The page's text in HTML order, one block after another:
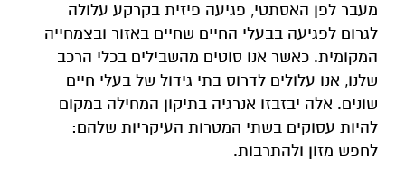
מעבר לפן האסתטי, פגיעה פיזית בקרקע עלולה
לגרום לפגיעה בבעלי החיים שחיים באזור ובצמחייה
המקומית. כאשר אנו סוטים מהשבילים בכלי הרכב
שלנו, אנו עלולים לדרוס בתי גידול של בעלי חיים
שונים. אלה יבזבזו אנרגיה בתיקון המחילה במקום
להיות עסוקים בשתי המטרות העיקריות שלהם:
לחפש מזון ולהתרבות.